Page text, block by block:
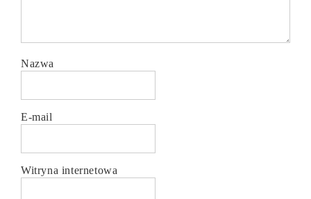
Nazwa
E-mail
Witryna internetowa